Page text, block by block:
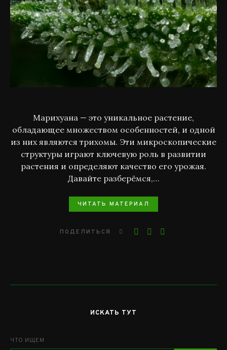
Марихуана — это уникальное растение,
обладающее множеством особенностей, и одной
из них являются трихомы. Эти микроскопические
структуры играют ключевую роль в развитии
растения и определяют качество его урожая.
Давайте разберёмся,…
ЧИТАТЬ МАТЕРИАЛ
ПОДЕЛИТЬСЯ
ИСКАТЬ ТУТ
ЧТО ИЩЕМ